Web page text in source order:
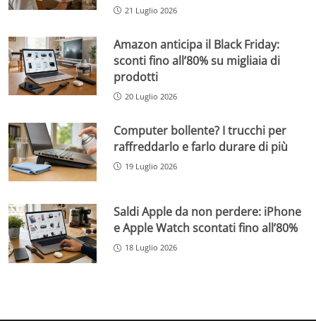
21 Luglio 2026
Amazon anticipa il Black Friday:
sconti fino all’80% su migliaia di
prodotti
20 Luglio 2026
Computer bollente? I trucchi per
raffreddarlo e farlo durare di più
19 Luglio 2026
Saldi Apple da non perdere: iPhone
e Apple Watch scontati fino all’80%
18 Luglio 2026